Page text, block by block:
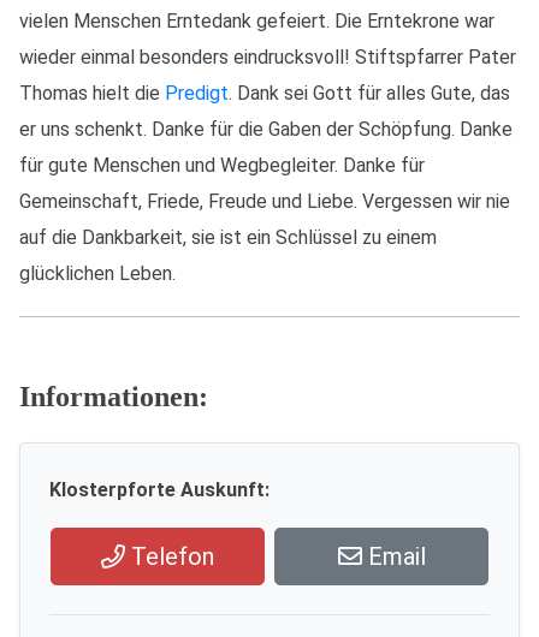
vielen Menschen Erntedank gefeiert. Die Erntekrone war
wieder einmal besonders eindrucksvoll! Stiftspfarrer Pater
Thomas hielt die Predigt. Dank sei Gott für alles Gute, das
er uns schenkt. Danke für die Gaben der Schöpfung. Danke
für gute Menschen und Wegbegleiter. Danke für
Gemeinschaft, Friede, Freude und Liebe. Vergessen wir nie
auf die Dankbarkeit, sie ist ein Schlüssel zu einem
glücklichen Leben.
Informationen:
Klosterpforte Auskunft:
Telefon Email